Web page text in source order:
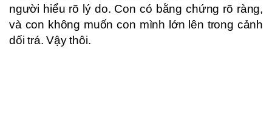
người hiểu rõ lý do. Con có bằng chứng rõ ràng,
và con không muốn con mình lớn lên trong cảnh
dối trá. Vậy thôi.